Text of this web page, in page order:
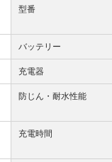
型番
バッテリー
充電器
防じん・耐水性能
充電時間